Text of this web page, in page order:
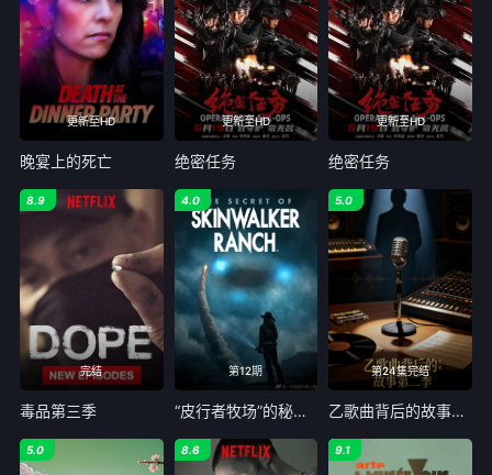
更新至HD
晚宴上的死亡
更新至HD
绝密任务
更新至HD
绝密任务
完结
8.9
毒品第三季
第12期
4.0
“皮行者牧场”的秘密 第七季
第24集完结
5.0
乙歌曲背后的故事第二季
5.0 8.6 9.1